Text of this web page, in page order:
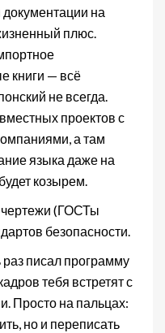
документации на
плюс.
книги — всё
не всегда.
проектов с
а там
языка даже на
козырем.
чертежи (ГОСТы
безопасности.
писал программу
тебя встретят с
Просто на пальцах:
но и переписать